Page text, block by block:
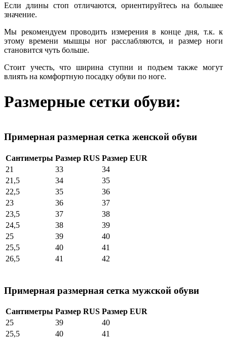
Если длины стоп отличаются, ориентируйтесь на большее
значение.
Мы рекомендуем проводить измерения в конце дня, т.к. к
этому времени мышцы ног расслабляются, и размер ноги
становится чуть больше.
Стоит учесть, что ширина ступни и подъем также могут
влиять на комфортную посадку обуви по ноге.
Размерные сетки обуви:
Примерная размерная сетка женской обуви
Сантиметры Размер RUS Размер EUR
21
33
34
21,5
34
35
22,5
35
36
23
36
37
23,5
37
38
24,5
38
39
25
39
40
25,5
40
41
26,5
41 42
Примерная размерная сетка мужской обуви
Сантиметры Размер RUS Размер EUR
25
39
40
25,5
40
41